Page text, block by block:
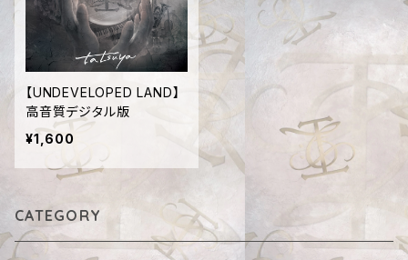
【UNDEVELOPED LAND】
高音質デジタル版
¥1,600
CATEGORY